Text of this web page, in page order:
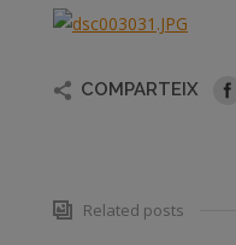
COMPARTEIX
Related posts